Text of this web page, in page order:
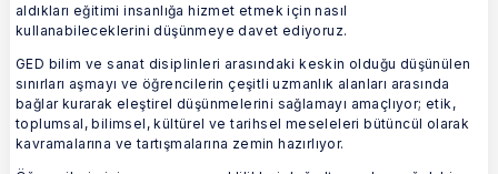
aldıkları eğitimi insanlığa hizmet etmek için nasıl
kullanabileceklerini düşünmeye davet ediyoruz.
GED bilim ve sanat disiplinleri arasındaki keskin olduğu düşünülen
sınırları aşmayı ve öğrencilerin çeşitli uzmanlık alanları arasında
bağlar kurarak eleştirel düşünmelerini sağlamayı amaçlıyor; etik,
toplumsal, bilimsel, kültürel ve tarihsel meseleleri bütüncül olarak
kavramalarına ve tartışmalarına zemin hazırlıyor.